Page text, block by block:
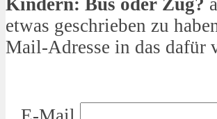
etwas geschrieben zu
Mail-Adresse in das dafür